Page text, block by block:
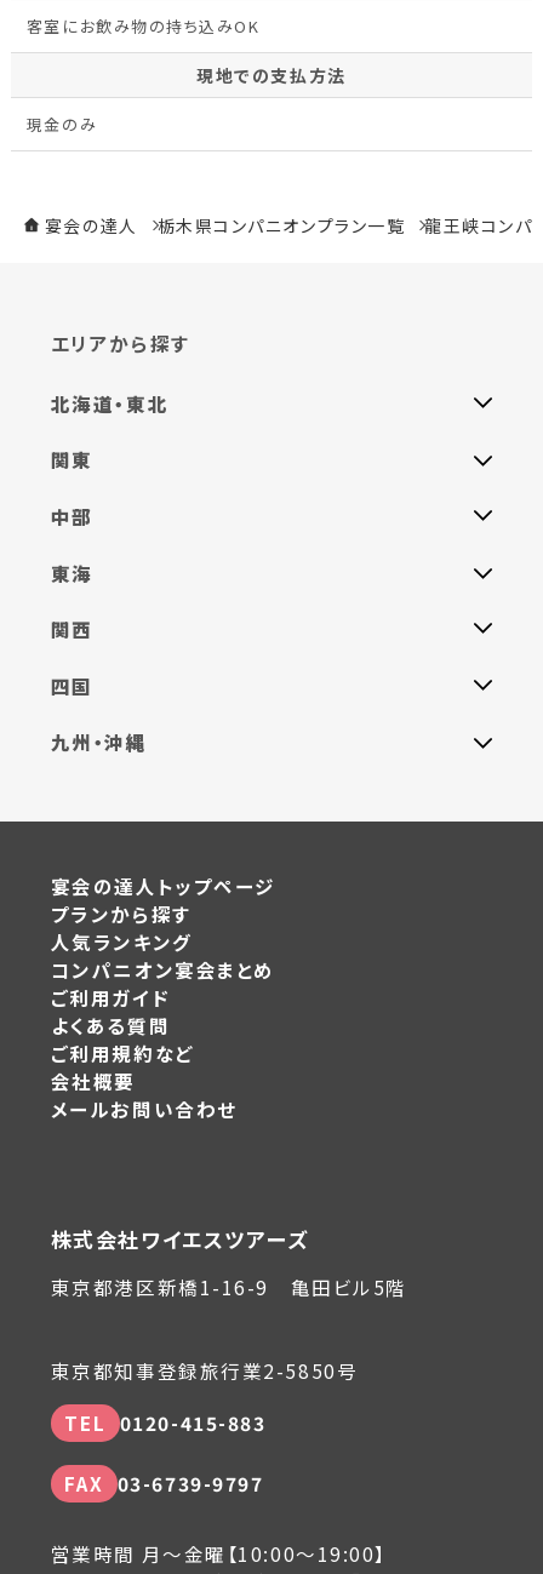
客室にお飲み物の持ち込みOK
現地での支払方法
現金のみ
宴会の達人 栃木県コンパニオンプラン一覧 龍王峡コンパ
エリアから探す
北海道・東北
関東
中部
東海
関西
四国
九州・沖縄
宴会の達人トップページ
プランから探す
人気ランキング
コンパニオン宴会まとめ
ご利用ガイド
よくある質問
ご利用規約など
会社概要
メールお問い合わせ
株式会社ワイエスツアーズ
東京都港区新橋1-16-9 亀田ビル5階
東京都知事登録旅行業2-5850号
TEL
0120-415-883
FAX 03-6739-9797
営業時間 月～金曜【10:00～19:00】